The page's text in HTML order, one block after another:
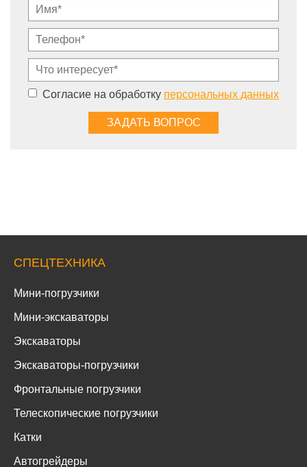
Согласие на обработку персональных данных
СПЕЦТЕХНИКА
Мини-погрузчики
Мини-экскаваторы
Экскаваторы
Экскаваторы-погрузчики
Фронтальные погрузчики
Телескопические погрузчики
Катки
Автогрейдеры